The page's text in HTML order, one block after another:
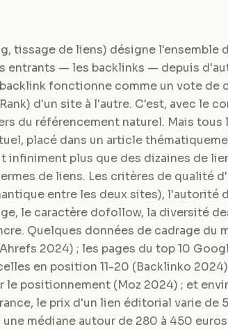
tissage de liens) désigne l'ensemble
entrants — les backlinks — depuis
fonctionne comme un vote de
d'un site à l'autre. C'est, avec le
du référencement naturel. Mais tous
placé dans un article
infiniment plus que des dizaines de
de liens. Les critères de qualité
entre les deux sites), l'autorité
le caractère dofollow, la diversité
Quelques données de cadrage du
2024) ; les pages du top 10
en position 11-20 (Backlinko
le positionnement (Moz 2024) ; et
le prix d'un lien éditorial varie de
médiane autour de 280 à 450